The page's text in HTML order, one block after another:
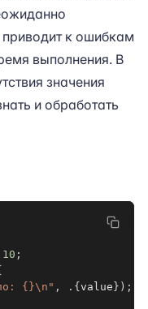
приводит к ошибкам
выполнения. В
значения
и обработать
10 ;
{}\n" , . { value } ) ;